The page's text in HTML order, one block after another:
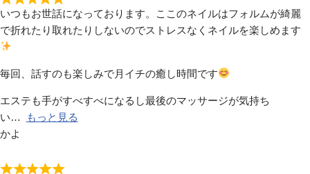
いつもお世話になっております。ここのネイルはフォルムが綺麗
で折れたり取れたりしないのでストレスなくネイルを楽しめます
毎回、話すのも楽しみで月イチの癒し時間です
エステも手がすべすべになるし最後のマッサージが気持ち
い
もっと見る
かよ